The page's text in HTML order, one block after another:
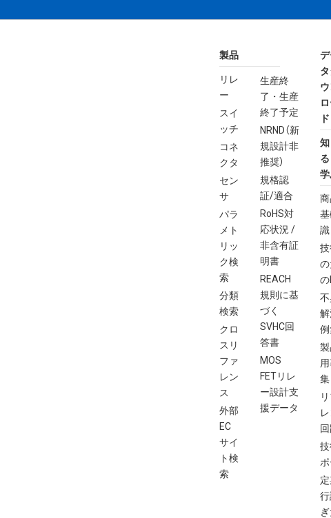
製品
リレ
ー
スイ
ッチ
コネ
クタ
セン
サ
パラ
メト
リッ
ク検
索
分類
検索
クロ
スリ
ファ
レン
ス
外部
EC
サイ
ト検
索
生産終
了・生産
終了予定
NRND（新
規設計非
推奨）
規格認
証/適合
RoHS対
応状況 /
非含有証
明書
REACH
規則に基
づく
SVHC回
答書
MOS
FETリレ
ー設計支
援データ
ド
知
識
の
集